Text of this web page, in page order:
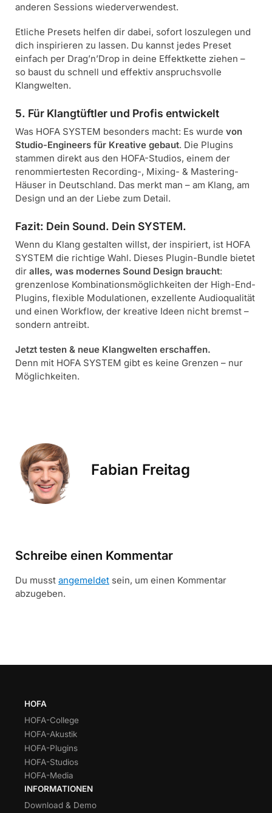
anderen Sessions wiederverwendest.
Etliche Presets helfen dir dabei, sofort loszulegen und
dich inspirieren zu lassen. Du kannst jedes Preset
einfach per Drag’n’Drop in deine Effektkette ziehen –
so baust du schnell und effektiv anspruchsvolle
Klangwelten.
5. Für Klangtüftler und Profis entwickelt
Was HOFA SYSTEM besonders macht: Es wurde von
Studio-Engineers für Kreative gebaut. Die Plugins
stammen direkt aus den HOFA-Studios, einem der
renommiertesten Recording-, Mixing- & Mastering-
Häuser in Deutschland. Das merkt man – am Klang, am
Design und an der Liebe zum Detail.
Fazit: Dein Sound. Dein SYSTEM.
Wenn du Klang gestalten willst, der inspiriert, ist HOFA
SYSTEM die richtige Wahl. Dieses Plugin-Bundle bietet
dir alles, was modernes Sound Design braucht:
grenzenlose Kombinationsmöglichkeiten der High-End-
Plugins, flexible Modulationen, exzellente Audioqualität
und einen Workflow, der kreative Ideen nicht bremst –
sondern antreibt.
Jetzt testen & neue Klangwelten erschaffen.
Denn mit HOFA SYSTEM gibt es keine Grenzen – nur
Möglichkeiten.
Fabian Freitag
Schreibe einen Kommentar
Du musst angemeldet sein, um einen Kommentar
abzugeben.
HOFA
HOFA-College
HOFA-Akustik
HOFA-Plugins
HOFA-Studios
HOFA-Media
INFORMATIONEN
Download & Demo